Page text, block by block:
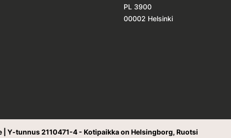
PL 3900
00002 Helsinki
Y-tunnus 2110471-4 - Kotipaikka on Helsingborg, Ruotsi